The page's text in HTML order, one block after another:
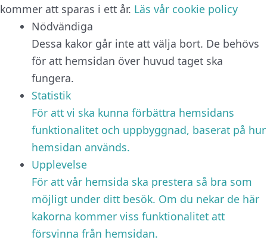
kommer att sparas i ett år. Läs vår cookie policy
Nödvändiga
Dessa kakor går inte att välja bort. De behövs
för att hemsidan över huvud taget ska
fungera.
Statistik
För att vi ska kunna förbättra hemsidans
funktionalitet och uppbyggnad, baserat på hur
hemsidan används.
Upplevelse
För att vår hemsida ska prestera så bra som
möjligt under ditt besök. Om du nekar de här
kakorna kommer viss funktionalitet att
försvinna från hemsidan.